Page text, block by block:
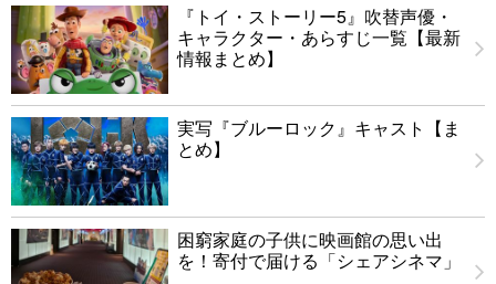
『トイ・ストーリー5』吹替声優・
キャラクター・あらすじ一覧【最新
情報まとめ】
実写『ブルーロック』キャスト【ま
とめ】
困窮家庭の子供に映画館の思い出
を！寄付で届ける「シェアシネマ」